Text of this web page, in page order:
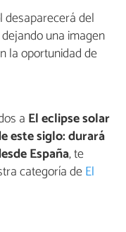
desaparecerá del
una imagen
la oportunidad de
a El eclipse solar
este siglo: durará
España, te
categoría deEl